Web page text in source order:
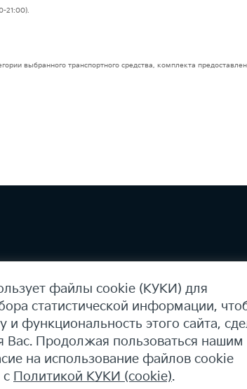
21:00).
выбранного транспортного средства, комплекта
файлы cookie (КУКИ) для
статистической информации,
и функциональность этого сайта,
Вас. Продолжая пользоваться нашим
на использование файлов cookie
с Политикой КУКИ (cookie).